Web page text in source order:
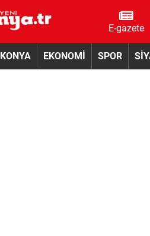
E-gazete
KONYA EKONOMİ SPOR